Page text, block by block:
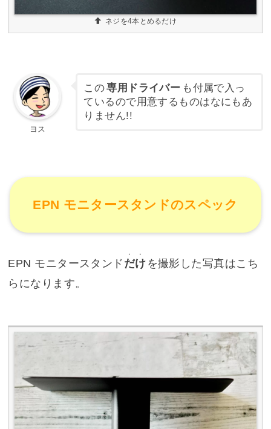
ネジを4本とめるだけ
ヨス
この専用ドライバー も付属で入っ
ているので用意するものはなにもあ
りません!!
EPN モニタースタンドのスペック
EPN モニタースタンド だけ
・・
を撮影した写真はこち
らになります。